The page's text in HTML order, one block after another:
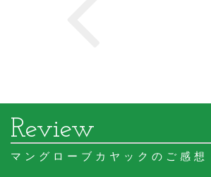
マングローブカヤックのご感想